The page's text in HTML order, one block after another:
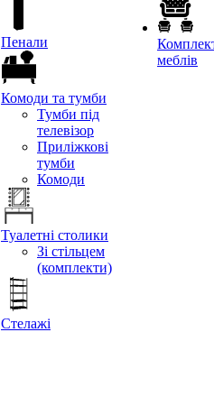
Пенали
Комоди та тумби
Тумби під
телевізор
Приліжкові
тумби
Комоди
Туалетні столики
Зі стільцем
(комплекти)
Стелажі
меблів